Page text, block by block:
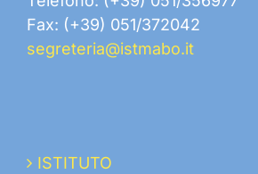
Fax: (+39) 051/372042
segreteria@istmabo.it
ISTITUTO